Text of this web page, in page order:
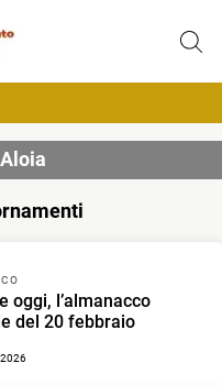
oggi, l’almanacco
del 20 febbraio